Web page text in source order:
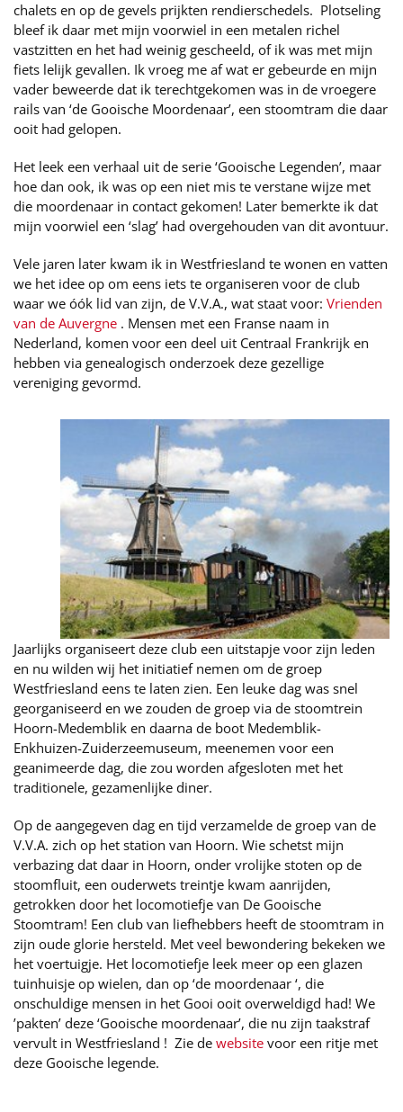
chalets en op de gevels prijkten rendierschedels. Plotseling
bleef ik daar met mijn voorwiel in een metalen richel
vastzitten en het had weinig gescheeld, of ik was met mijn
fiets lelijk gevallen. Ik vroeg me af wat er gebeurde en mijn
vader beweerde dat ik terechtgekomen was in de vroegere
rails van ‘de Gooische Moordenaar’, een stoomtram die daar
ooit had gelopen.
Het leek een verhaal uit de serie ‘Gooische Legenden’, maar
hoe dan ook, ik was op een niet mis te verstane wijze met
die moordenaar in contact gekomen! Later bemerkte ik dat
mijn voorwiel een ‘slag’ had overgehouden van dit avontuur.
Vele jaren later kwam ik in Westfriesland te wonen en vatten
we het idee op om eens iets te organiseren voor de club
waar we óók lid van zijn, de V.V.A., wat staat voor: Vrienden
van de Auvergne . Mensen met een Franse naam in
Nederland, komen voor een deel uit Centraal Frankrijk en
hebben via genealogisch onderzoek deze gezellige
vereniging gevormd.
Jaarlijks organiseert deze club een uitstapje voor zijn leden
en nu wilden wij het initiatief nemen om de groep
Westfriesland eens te laten zien. Een leuke dag was snel
georganiseerd en we zouden de groep via de stoomtrein
Hoorn-Medemblik en daarna de boot Medemblik-
Enkhuizen-Zuiderzeemuseum, meenemen voor een
geanimeerde dag, die zou worden afgesloten met het
traditionele, gezamenlijke diner.
Op de aangegeven dag en tijd verzamelde de groep van de
V.V.A. zich op het station van Hoorn. Wie schetst mijn
verbazing dat daar in Hoorn, onder vrolijke stoten op de
stoomfluit, een ouderwets treintje kwam aanrijden,
getrokken door het locomotiefje van De Gooische
Stoomtram! Een club van liefhebbers heeft de stoomtram in
zijn oude glorie hersteld. Met veel bewondering bekeken we
het voertuigje. Het locomotiefje leek meer op een glazen
tuinhuisje op wielen, dan op ‘de moordenaar ‘, die
onschuldige mensen in het Gooi ooit overweldigd had! We
’pakten’ deze ‘Gooische moordenaar’, die nu zijn taakstraf
vervult in Westfriesland ! Zie de website voor een ritje met
deze Gooische legende.